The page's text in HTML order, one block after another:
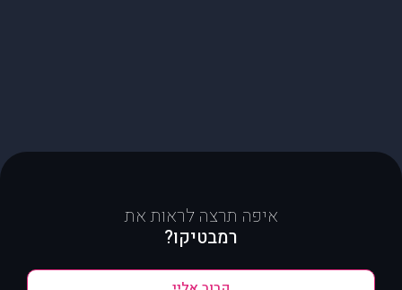
איפה תרצה לראות את
רמבטיקו?